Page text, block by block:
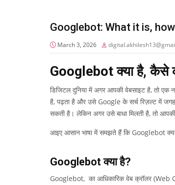
Googlebot: What it is,
March 3, 2026
Googlebot क्या है, कैसे
डिजिटल दुनिया में अगर आपकी वेबसाइट है, तो एक
है, पढ़ता है और उसे Google के सर्च रिज़ल्ट में
सकती है। लेकिन अगर उसे बाधा मिलती है, तो
आइए आसान भाषा में समझते हैं कि Googlebot
Googlebot क्या है?
Googlebot, का आधिकारिक वेब क्रॉलर (Web